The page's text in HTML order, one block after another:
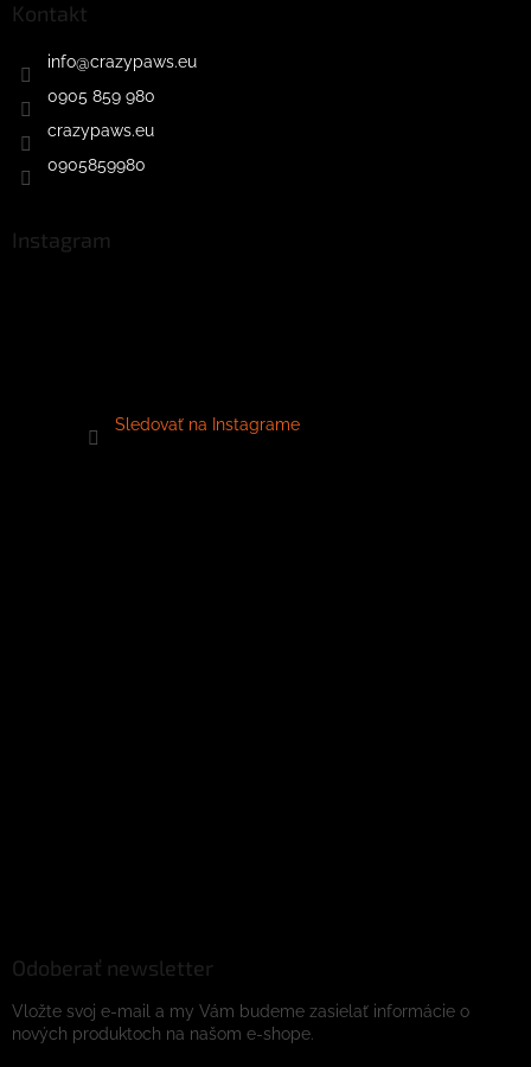
Kontakt
info@crazypaws.eu
0905 859 980
crazypaws.eu
0905859980
Instagram
Sledovať na Instagrame
Odoberať newsletter
Vložte svoj e-mail a my Vám budeme zasielať informácie o
nových produktoch na našom e-shope.